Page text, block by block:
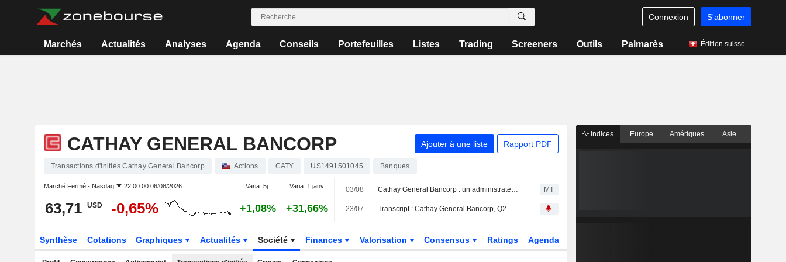
Connexion S'abonner
Marchés Actualités Analyses Agenda Conseils Portefeuilles Listes Trading Screeners Outils Palmarès Édition suisse
CATHAY GENERAL BANCORP Ajouter à une liste Rapport PDF
Transactions d'initiés Cathay General Bancorp Actions CATY US1491501045 Banques
Marché Fermé - Nasdaq 22:00:00 06/08/2026 Varia. 5j. Varia. 1 janv.
63,71 USD -0,65% +1,08% +31,66%
03/08 Cathay General Bancorp : un administrateur cède pour 1 894 927 $ d'actions, selon un récent document de la SEC MT
23/07 Transcript : Cathay General Bancorp, Q2 2026 Earnings Call, Jul 22, 2026
Synthèse Cotations Graphiques Actualités Société Finances Valorisation Consensus Ratings Agenda
Indices Europe Amériques Asie